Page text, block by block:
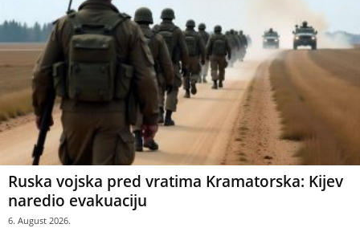
Ruska vojska pred vratima Kramatorska: Kijev
naredio evakuaciju
6. August 2026.